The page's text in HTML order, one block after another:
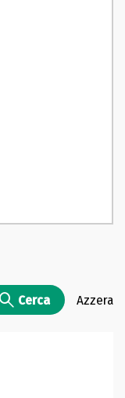
Cerca Azzera